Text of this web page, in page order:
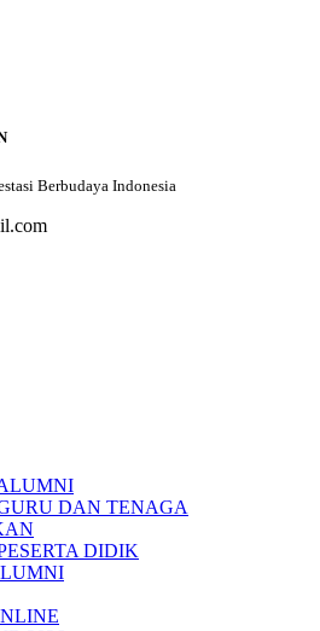
Berbudaya Indonesia
DAN TENAGA
DIDIK